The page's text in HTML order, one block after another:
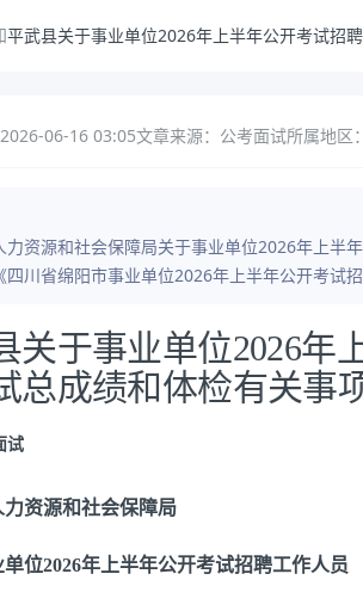
平武县关于事业单位2026年上半年公开考试招
06-16 03:05文章来源：公考面试所属地区
力资源和社会保障局关于事业单位2026年上半
四川省绵阳市事业单位2026年上半年公开考试
关于事业单位2026年
总成绩和体检有关事
试
力资源和社会保障局
单位2026年 上半年公开考试招聘工作人员